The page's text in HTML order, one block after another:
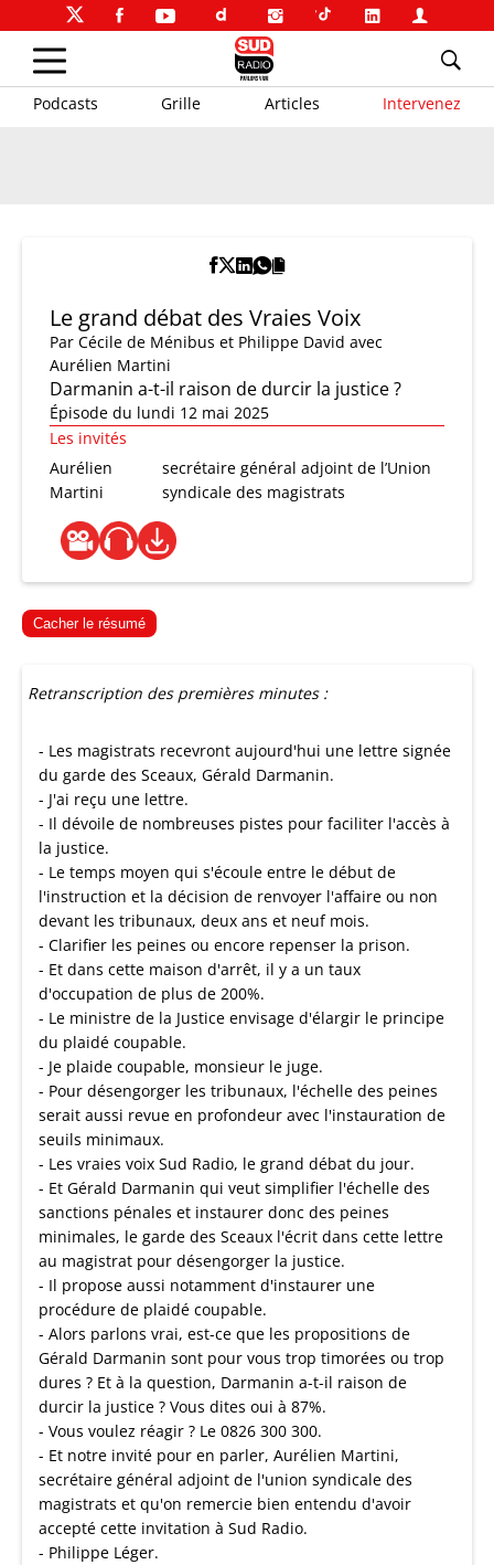
Podcasts Grille Articles Intervenez
Le grand débat des Vraies Voix
Par Cécile de Ménibus et Philippe David avec
Aurélien Martini
Darmanin a-t-il raison de durcir la justice ?
Épisode du lundi 12 mai 2025
Les invités
Aurélien
Martini
secrétaire général adjoint de l’Union
syndicale des magistrats
Cacher le résumé
Retranscription des premières minutes :
- Les magistrats recevront aujourd'hui une lettre signée
du garde des Sceaux, Gérald Darmanin.
- J'ai reçu une lettre.
- Il dévoile de nombreuses pistes pour faciliter l'accès à
la justice.
- Le temps moyen qui s'écoule entre le début de
l'instruction et la décision de renvoyer l'affaire ou non
devant les tribunaux, deux ans et neuf mois.
- Clarifier les peines ou encore repenser la prison.
- Et dans cette maison d'arrêt, il y a un taux
d'occupation de plus de 200%.
- Le ministre de la Justice envisage d'élargir le principe
du plaidé coupable.
- Je plaide coupable, monsieur le juge.
- Pour désengorger les tribunaux, l'échelle des peines
serait aussi revue en profondeur avec l'instauration de
seuils minimaux.
- Les vraies voix Sud Radio, le grand débat du jour.
- Et Gérald Darmanin qui veut simplifier l'échelle des
sanctions pénales et instaurer donc des peines
minimales, le garde des Sceaux l'écrit dans cette lettre
au magistrat pour désengorger la justice.
- Il propose aussi notamment d'instaurer une
procédure de plaidé coupable.
- Alors parlons vrai, est-ce que les propositions de
Gérald Darmanin sont pour vous trop timorées ou trop
dures ? Et à la question, Darmanin a-t-il raison de
durcir la justice ? Vous dites oui à 87%.
- Vous voulez réagir ? Le 0826 300 300.
- Et notre invité pour en parler, Aurélien Martini,
secrétaire général adjoint de l'union syndicale des
magistrats et qu'on remercie bien entendu d'avoir
accepté cette invitation à Sud Radio.
- Philippe Léger.